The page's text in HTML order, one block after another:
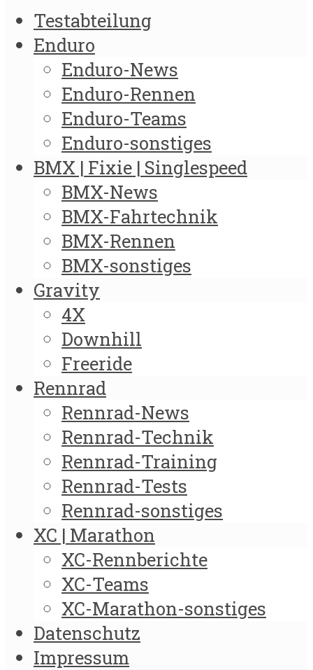
Testabteilung
Enduro
Enduro-News
Enduro-Rennen
Enduro-Teams
Enduro-sonstiges
BMX | Fixie | Singlespeed
BMX-News
BMX-Fahrtechnik
BMX-Rennen
BMX-sonstiges
Gravity
4X
Downhill
Freeride
Rennrad
Rennrad-News
Rennrad-Technik
Rennrad-Training
Rennrad-Tests
Rennrad-sonstiges
XC | Marathon
XC-Rennberichte
XC-Teams
XC-Marathon-sonstiges
Datenschutz
Impressum